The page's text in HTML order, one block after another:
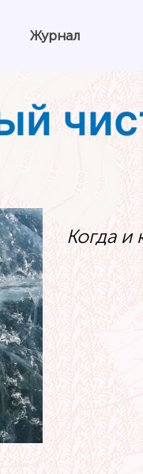
Журнал
Когда и